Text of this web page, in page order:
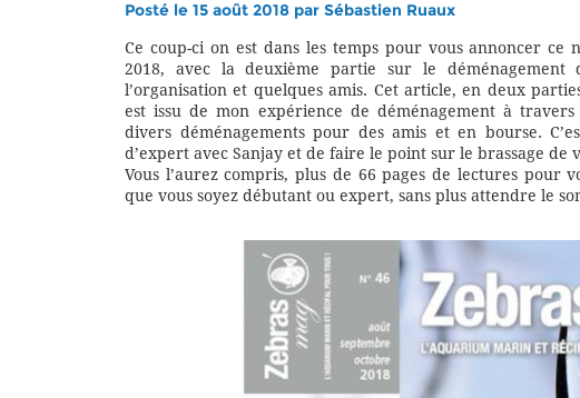
Posté le 15 août 2018 par Sébastien Ruaux
Ce coup-ci on est dans les temps pour vous annoncer ce
2018, avec la deuxième partie sur le
l’organisation et quelques amis. Cet article, en deux
est issu de mon expérience de déménagement à
divers déménagements pour des amis et en bourse.
d’expert avec Sanjay et de faire le point sur le brassage de
Vous l’aurez compris, plus de 66 pages de lectures pour
que vous soyez débutant ou expert, sans plus attendre le